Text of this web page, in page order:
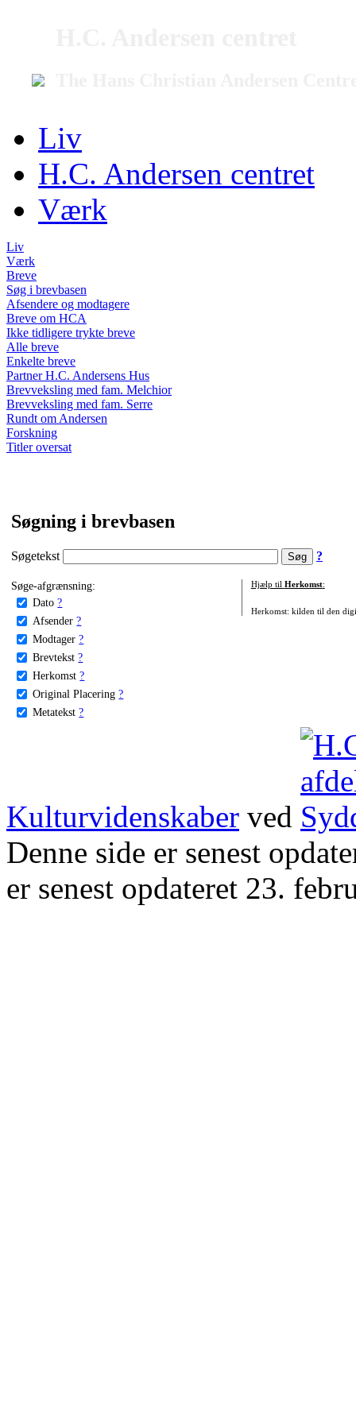
Liv
H.C. Andersen centret
Værk
Liv
Værk
Breve
Søg i brevbasen
Afsendere og modtagere
Breve om HCA
Ikke tidligere trykte breve
Alle breve
Enkelte breve
Partner H.C. Andersens Hus
Brevveksling med fam. Melchior
Brevveksling med fam. Serre
Rundt om Andersen
Forskning
Titler oversat
Søgning i brevbasen
Søgetekst ?
Søge-afgrænsning:
Dato ?
Afsender ?
Modtager ?
Brevtekst ?
Herkomst ?
Original Placering ?
Metatekst ?
Hjælp til Herkomst:
Herkomst: kilden til den
Kulturvidenskaber ved
Denne side er senest
er senest opdateret 23.